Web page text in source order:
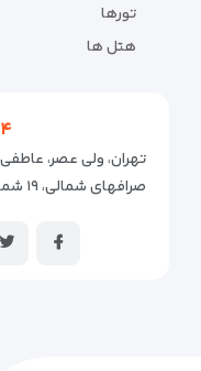
تورها
هتل ها
صرافهای شمالی، ۱۹ شمالی پ ۲۱